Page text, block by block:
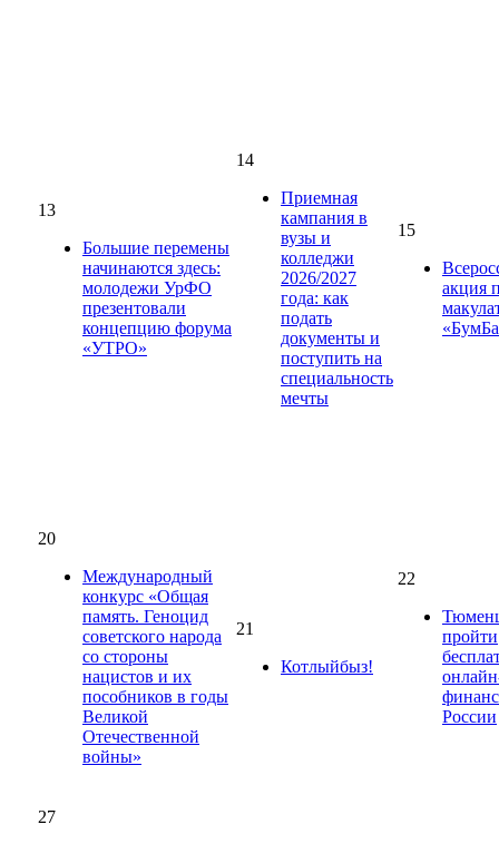
13
Большие перемены
начинаются здесь:
молодежи УрФО
презентовали
концепцию форума
«УТРО»
14
Приемная
кампания в
вузы и
колледжи
2026/2027
года: как
подать
документы и
поступить на
специальность
мечты
15
акция
20
Международный
конкурс «Общая
память. Геноцид
советского народа
со стороны
нацистов и их
пособников в годы
Великой
Отечественной
войны»
21
Котлыйбыз!
22
пройти
России
27